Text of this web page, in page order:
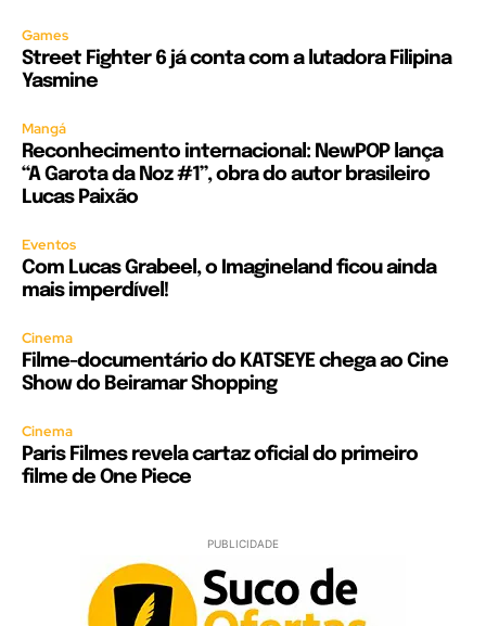
Games
Street Fighter 6 já conta com a lutadora Filipina
Yasmine
Mangá
Reconhecimento internacional: NewPOP lança
“A Garota da Noz #1”, obra do autor brasileiro
Lucas Paixão
Eventos
Com Lucas Grabeel, o Imagineland ficou ainda
mais imperdível!
Cinema
Filme-documentário do KATSEYE chega ao Cine
Show do Beiramar Shopping
Cinema
Paris Filmes revela cartaz oficial do primeiro
filme de One Piece
PUBLICIDADE